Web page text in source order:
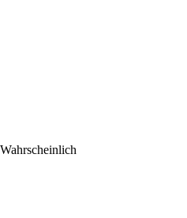
Wahrscheinlich